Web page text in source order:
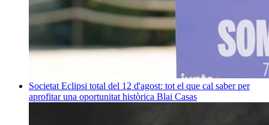
Societat Eclipsi total del 12 d'agost: tot el que cal saber per
aprofitar una oportunitat històrica Blai Casas